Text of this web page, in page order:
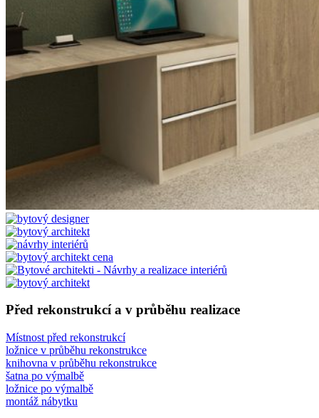
Před rekonstrukcí a v průběhu realizace
Místnost před rekonstrukcí
ložnice v průběhu rekonstrukce
knihovna v průběhu rekonstrukce
šatna po výmalbě
ložnice po výmalbě
montáž nábytku